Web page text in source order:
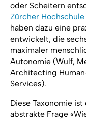
oder Scheitern
Zürcher
haben dazu eine
entwickelt, die
maximaler
Autonomie (Wulf,
Architecting
Services).
Diese Taxonomie
abstrakte Frage